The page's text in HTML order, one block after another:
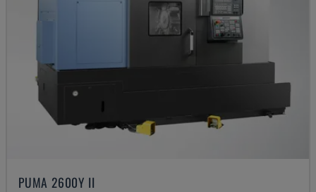
PUMA 2600Y II